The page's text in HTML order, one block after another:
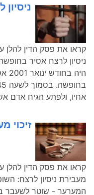
קראו את פסק הדין להלן
אחיו, ולפתע הגיח אדם
זיכוי
קראו את פסק הדין להלן